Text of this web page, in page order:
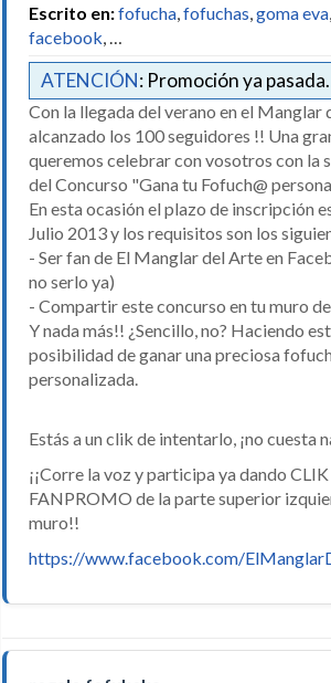
Escrito en:fofucha fofuchas goma eva
facebook
ATENCIÓN: Promoción ya pasada.
Con la llegada del verano en el Manglar
alcanzado los 100 seguidores !! Una
queremos celebrar con vosotros con la
del Concurso "Gana tu Fofuch@
En esta ocasión el plazo de inscripción
Julio 2013 y los requisitos son los
- Ser fan de El Manglar del Arte en
no serlo ya)
- Compartir este concurso en tu muro
Y nada más!! ¿Sencillo, no? Haciendo
posibilidad de ganar una preciosa
personalizada.
Estás a un clik de intentarlo, ¡no cuesta
¡¡Corre la voz y participa ya dando
FANPROMO de la parte superior
muro!!
https://www.facebook.com/